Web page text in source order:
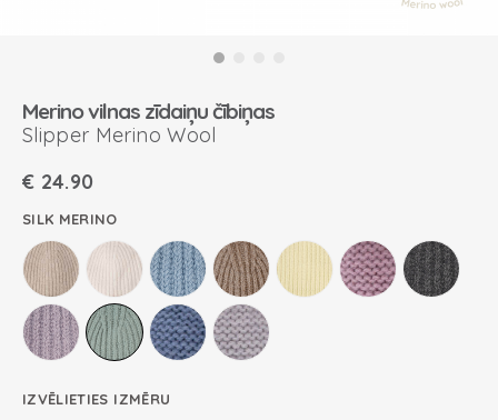
Merino vilnas zīdaiņu čībiņas
Slipper Merino Wool
€ 24.90
SILK MERINO
IZVĒLIETIES IZMĒRU